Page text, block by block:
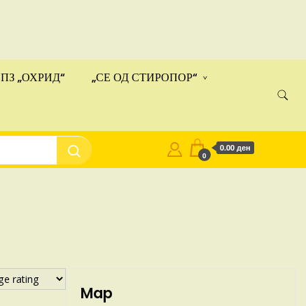
ПЗ „ОХРИД“ „СЕ ОД СТИРОПОР“
0
0.00 ден
Map